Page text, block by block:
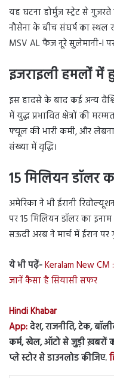
यह घटना होर्मुज स्ट्रेट से
नौसेना के बीच संघर्ष का
MSV AL फैज नूरे सुलेमानी-I
इजराइली हमलों में
इस हादसे के बाद कई अन्य
में युद्ध प्रभावित क्षेत्रों की
फ्यूल की भारी कमी, और
संख्या में वृद्धि।
15 मिलियन डॉलर
अमेरिका ने भी ईरानी
पर 15 मिलियन डॉलर का
सऊदी अरब ने मार्च में ईरान
ये भी पढ़ें-Keralam New
जानें कैसा है सियासी सफर
Hindi Khabar
App:देश, राजनीति, टेक,
कर्म, खेल, ऑटो से जुड़ी ख़बरों
प्ले स्टोर से डाउनलोड कीजिए.